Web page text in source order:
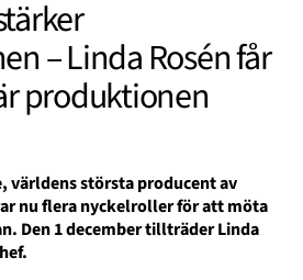
– Linda Rosén får
produktionen
världens största producent av
nu flera nyckelroller för att möta
Den 1 december tillträder Linda